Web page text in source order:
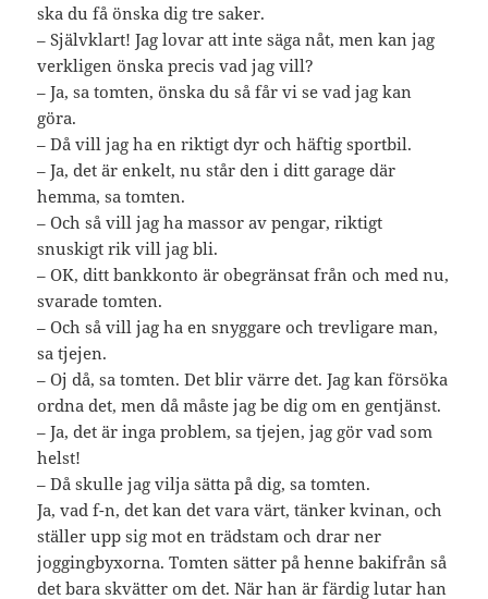
ska du få önska dig tre saker.
– Självklart! Jag lovar att inte säga nåt, men kan jag
verkligen önska precis vad jag vill?
– Ja, sa tomten, önska du så får vi se vad jag kan
göra.
– Då vill jag ha en riktigt dyr och häftig sportbil.
– Ja, det är enkelt, nu står den i ditt garage där
hemma, sa tomten.
– Och så vill jag ha massor av pengar, riktigt
snuskigt rik vill jag bli.
– OK, ditt bankkonto är obegränsat från och med nu,
svarade tomten.
– Och så vill jag ha en snyggare och trevligare man,
sa tjejen.
– Oj då, sa tomten. Det blir värre det. Jag kan försöka
ordna det, men då måste jag be dig om en gentjänst.
– Ja, det är inga problem, sa tjejen, jag gör vad som
helst!
– Då skulle jag vilja sätta på dig, sa tomten.
Ja, vad f-n, det kan det vara värt, tänker kvinan, och
ställer upp sig mot en trädstam och drar ner
joggingbyxorna. Tomten sätter på henne bakifrån så
det bara skvätter om det. När han är färdig lutar han